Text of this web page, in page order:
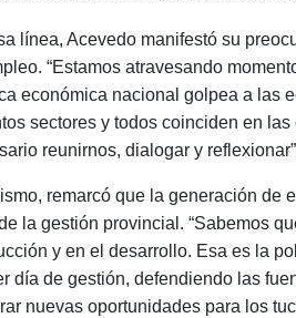
línea, Acevedo manifestó su
“Estamos atravesando
económica nacional golpea a las
sectores y todos coinciden en
reunirnos, dialogar y
remarcó que la generación de
la gestión provincial. “Sabemos
y en el desarrollo. Esa es la
día de gestión, defendiendo las
nuevas oportunidades para los